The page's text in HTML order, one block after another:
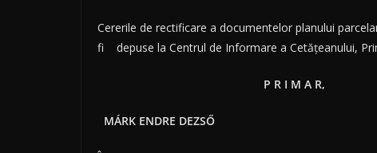
Cererile de rectificare a documentelor planului
fi depuse la Centrul de Informare a Cetățeanului,
P R I M A R,
MÁRK ENDRE DEZSŐ